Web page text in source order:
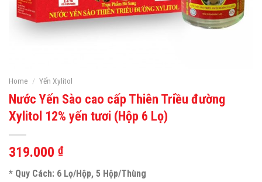
Home / Yến Xylitol
Nước Yến Sào cao cấp Thiên Triều đường
Xylitol 12% yến tươi (Hộp 6 Lọ)
319.000 ₫
* Quy Cách: 6 Lọ/Hộp, 5 Hộp/Thùng